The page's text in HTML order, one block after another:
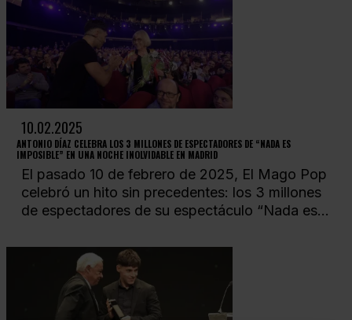
10.02.2025
ANTONIO DÍAZ CELEBRA LOS 3 MILLONES DE ESPECTADORES DE “NADA ES
IMPOSIBLE” EN UNA NOCHE INOLVIDABLE EN MADRID
El pasado 10 de febrero de 2025, El Mago Pop
celebró un hito sin precedentes: los 3 millones
de espectadores de su espectáculo “Nada es...